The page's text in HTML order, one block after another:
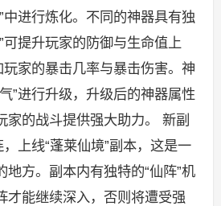
中进行炼化。不同的神器具有独
可提升玩家的防御与生命值上
玩家的暴击几率与暴击伤害。神
”进行升级，升级后的神器属性
家的战斗提供强大助力。 新副
上线“蓬莱仙境”副本，这是一
地方。副本内有独特的“仙阵”机
才能继续深入，否则将遭受强